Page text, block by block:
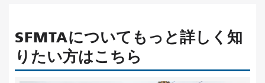
SFMTAについてもっと詳しく知
りたい方はこちら